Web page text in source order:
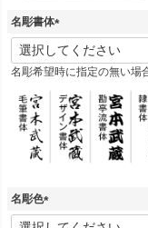
名彫書体
(
必
須
名彫希望時に指定の無い場
名彫色
(